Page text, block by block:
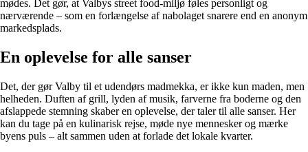
mødes. Det gør, at Valbys street food-miljø føles personligt og
nærværende – som en forlængelse af nabolaget snarere end en anonym
markedsplads.
En oplevelse for alle sanser
Det, der gør Valby til et udendørs madmekka, er ikke kun maden, men
helheden. Duften af grill, lyden af musik, farverne fra boderne og den
afslappede stemning skaber en oplevelse, der taler til alle sanser. Her
kan du tage på en kulinarisk rejse, møde nye mennesker og mærke
byens puls – alt sammen uden at forlade det lokale kvarter.